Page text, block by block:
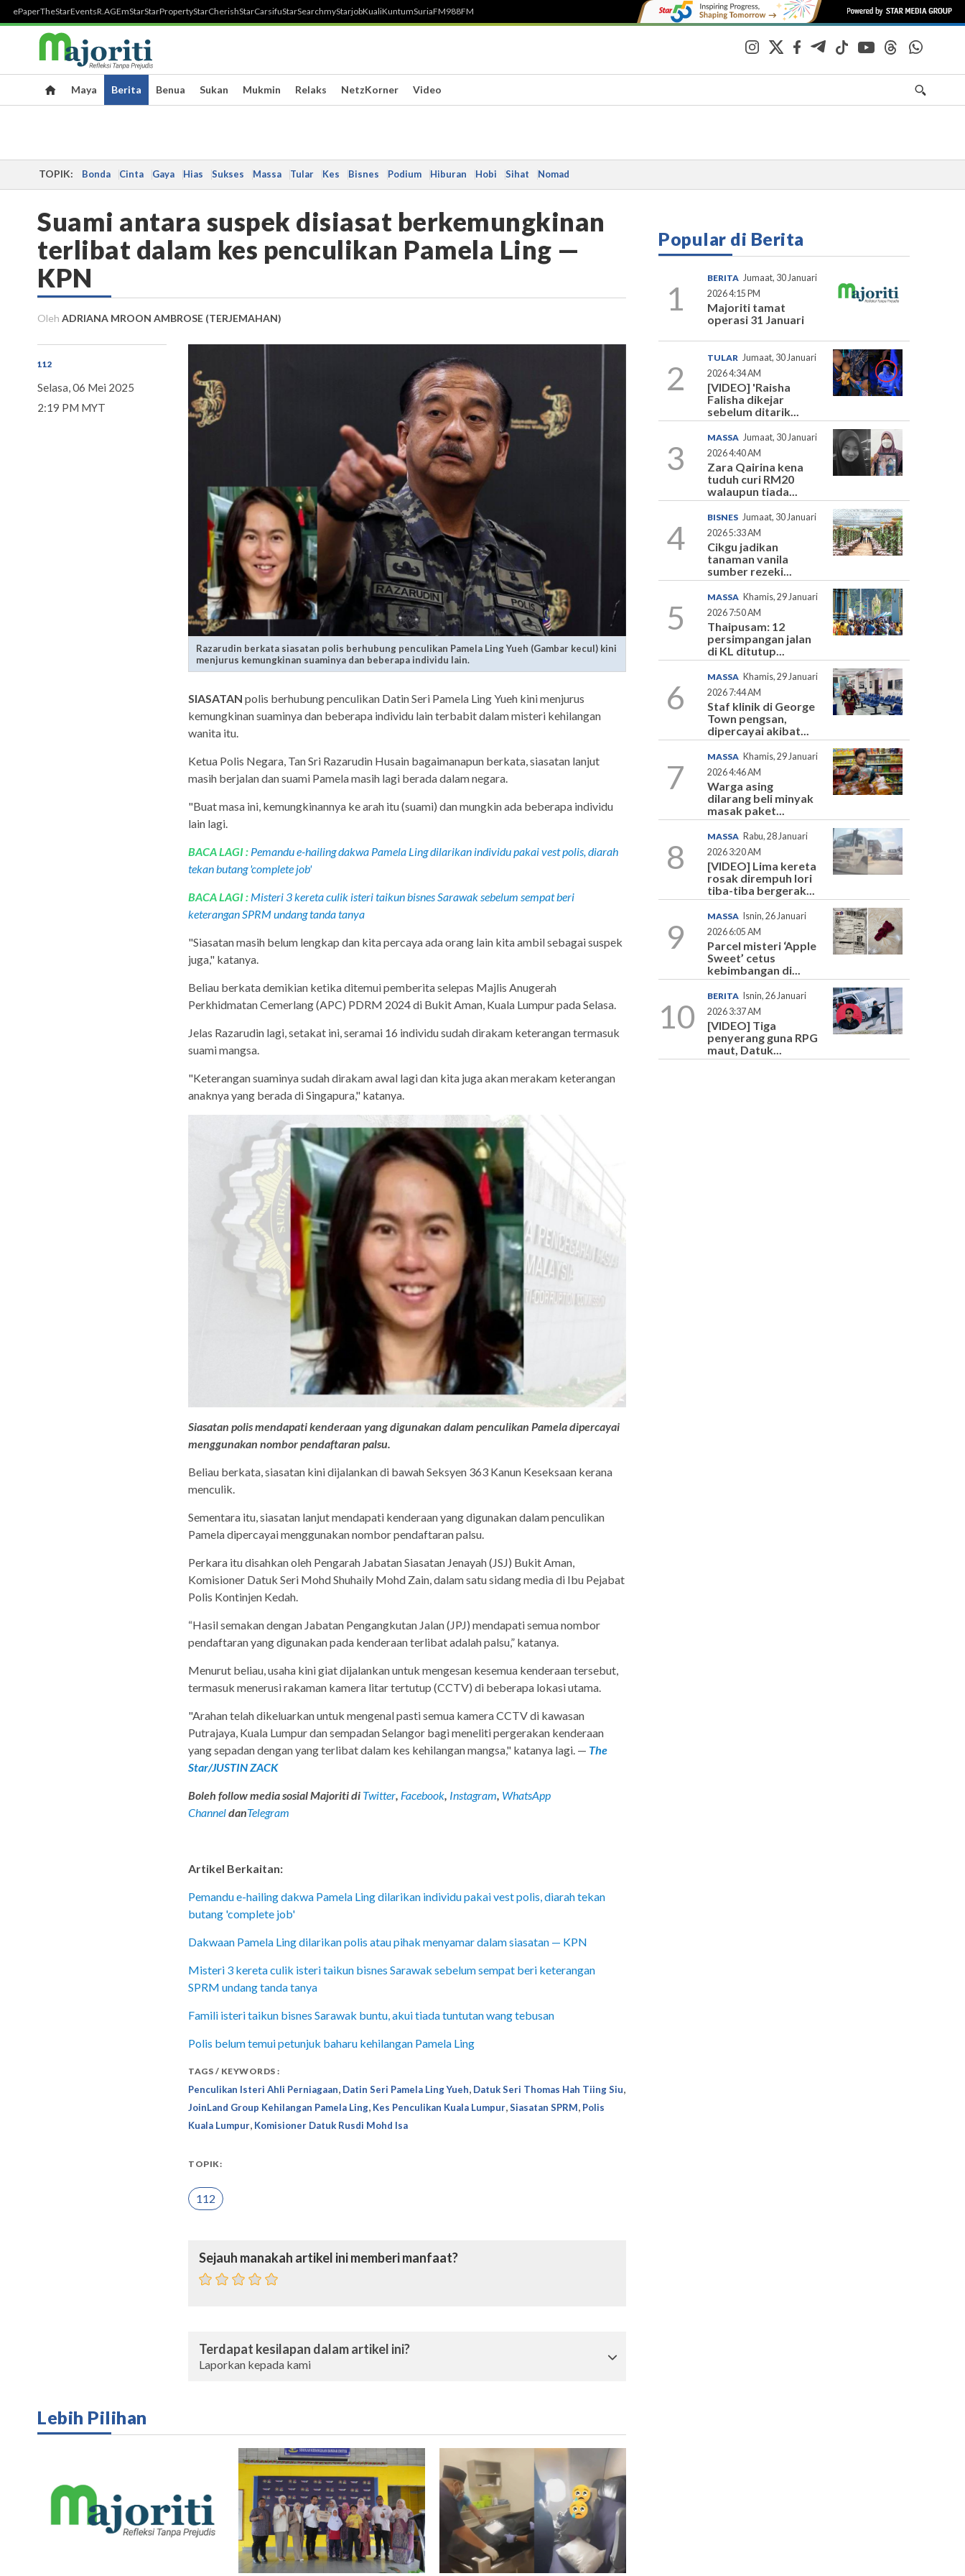
ePaperTheStarEventsR.AGEmStarStarPropertyStarCherishStarCarsifuStarSearchmyStarjobKualiKuntumSuriaFM988FM
Maya Berita Benua Sukan Mukmin Relaks NetzKorner Video
TOPIK: Bonda Cinta Gaya Hias Sukses Massa Tular Kes Bisnes Podium Hiburan Hobi Sihat Nomad
Suami antara suspek disiasat berkemungkinan
terlibat dalam kes penculikan Pamela Ling —
KPN
Oleh ADRIANA MROON AMBROSE (TERJEMAHAN)
112
Selasa, 06 Mei 2025
2:19 PM MYT
Razarudin berkata siasatan polis berhubung penculikan Pamela Ling Yueh (Gambar kecul) kini
menjurus kemungkinan suaminya dan beberapa individu lain.
SIASATAN polis berhubung penculikan Datin Seri Pamela Ling Yueh kini menjurus
kemungkinan suaminya dan beberapa individu lain terbabit dalam misteri kehilangan
wanita itu.
Ketua Polis Negara, Tan Sri Razarudin Husain bagaimanapun berkata, siasatan lanjut
masih berjalan dan suami Pamela masih lagi berada dalam negara.
"Buat masa ini, kemungkinannya ke arah itu (suami) dan mungkin ada beberapa individu
lain lagi.
BACA LAGI : Pemandu e-hailing dakwa Pamela Ling dilarikan individu pakai vest polis, diarah
tekan butang 'complete job'
BACA LAGI : Misteri 3 kereta culik isteri taikun bisnes Sarawak sebelum sempat beri
keterangan SPRM undang tanda tanya
"Siasatan masih belum lengkap dan kita percaya ada orang lain kita ambil sebagai suspek
juga," katanya.
Beliau berkata demikian ketika ditemui pemberita selepas Majlis Anugerah
Perkhidmatan Cemerlang (APC) PDRM 2024 di Bukit Aman, Kuala Lumpur pada Selasa.
Jelas Razarudin lagi, setakat ini, seramai 16 individu sudah dirakam keterangan termasuk
suami mangsa.
"Keterangan suaminya sudah dirakam awal lagi dan kita juga akan merakam keterangan
anaknya yang berada di Singapura," katanya.
Siasatan polis mendapati kenderaan yang digunakan dalam penculikan Pamela dipercayai
menggunakan nombor pendaftaran palsu.
Beliau berkata, siasatan kini dijalankan di bawah Seksyen 363 Kanun Keseksaan kerana
menculik.
Sementara itu, siasatan lanjut mendapati kenderaan yang digunakan dalam penculikan
Pamela dipercayai menggunakan nombor pendaftaran palsu.
Perkara itu disahkan oleh Pengarah Jabatan Siasatan Jenayah (JSJ) Bukit Aman,
Komisioner Datuk Seri Mohd Shuhaily Mohd Zain, dalam satu sidang media di Ibu Pejabat
Polis Kontinjen Kedah.
“Hasil semakan dengan Jabatan Pengangkutan Jalan (JPJ) mendapati semua nombor
pendaftaran yang digunakan pada kenderaan terlibat adalah palsu,” katanya.
Menurut beliau, usaha kini giat dijalankan untuk mengesan kesemua kenderaan tersebut,
termasuk menerusi rakaman kamera litar tertutup (CCTV) di beberapa lokasi utama.
"Arahan telah dikeluarkan untuk mengenal pasti semua kamera CCTV di kawasan
Putrajaya, Kuala Lumpur dan sempadan Selangor bagi meneliti pergerakan kenderaan
yang sepadan dengan yang terlibat dalam kes kehilangan mangsa," katanya lagi. — The
Star/JUSTIN ZACK
Boleh follow media sosial Majoriti di Twitter Facebook Instagram WhatsApp
ChanneldanTelegram
Artikel Berkaitan:
Pemandu e-hailing dakwa Pamela Ling dilarikan individu pakai vest polis, diarah tekan
butang 'complete job'
Dakwaan Pamela Ling dilarikan polis atau pihak menyamar dalam siasatan — KPN
Misteri 3 kereta culik isteri taikun bisnes Sarawak sebelum sempat beri keterangan
SPRM undang tanda tanya
Famili isteri taikun bisnes Sarawak buntu, akui tiada tuntutan wang tebusan
Polis belum temui petunjuk baharu kehilangan Pamela Ling
TAGS / KEYWORDS :
Penculikan Isteri Ahli Perniagaan Datin Seri Pamela Ling Yueh Datuk Seri Thomas Hah Tiing Siu
JoinLand Group Kehilangan Pamela Ling Kes Penculikan Kuala Lumpur Siasatan SPRM Polis
Kuala Lumpur Komisioner Datuk Rusdi Mohd Isa
TOPIK:
112
Sejauh manakah artikel ini memberi manfaat?
Terdapat kesilapan dalam artikel ini?
Laporkan kepada kami
Lebih Pilihan
Popular di Berita
1
BERITA Jumaat, 30 Januari
2026 4:15 PM
Majoriti tamat
operasi 31 Januari
2
TULAR Jumaat, 30 Januari
2026 4:34 AM
[VIDEO] 'Raisha
Falisha dikejar
sebelum ditarik...
3
MASSA Jumaat, 30 Januari
2026 4:40 AM
Zara Qairina kena
tuduh curi RM20
walaupun tiada...
4
BISNES Jumaat, 30 Januari
2026 5:33 AM
Cikgu jadikan
tanaman vanila
sumber rezeki...
5
MASSA Khamis, 29 Januari
2026 7:50 AM
Thaipusam: 12
persimpangan jalan
di KL ditutup...
6
MASSA Khamis, 29 Januari
2026 7:44 AM
Staf klinik di George
Town pengsan,
dipercayai akibat...
7
MASSA Khamis, 29 Januari
2026 4:46 AM
Warga asing
dilarang beli minyak
masak paket...
8
MASSA Rabu, 28 Januari
2026 3:20 AM
[VIDEO] Lima kereta
rosak dirempuh lori
tiba-tiba bergerak...
9
MASSA
Isnin, 26 Januari
2026 6:05 AM
Parcel misteri ‘Apple
Sweet’ cetus
kebimbangan di...
10
BERITA
Isnin, 26 Januari
2026 3:37 AM
[VIDEO] Tiga
penyerang guna RPG
maut, Datuk...